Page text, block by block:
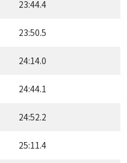
23:44.4
23:50.5
24:14.0
24:44.1
24:52.2
25:11.4